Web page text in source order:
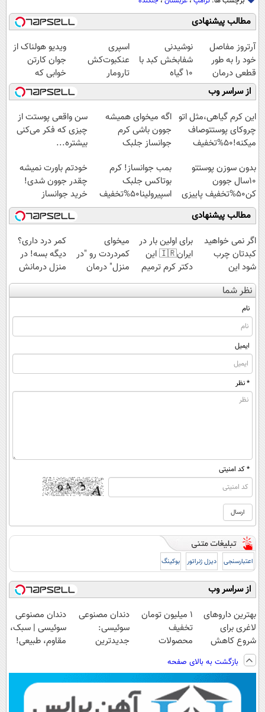
مطالب پیشنهادی
آرتروز مفاصل
خود را به طور
قطعی درمان
کنید!
◗پرسش‌نامه◖
نوشیدنی
شفابخش کبد با
10 گیاه
موثر(تخفیف تا
امشب)
اسپری
عنکبوت‌‌کش
تارومار
ازبین‌برنده انواع
عنکبوت
ویدیو هولناک از
جوان کارتن
خوابی که
میلیاردر شد.
آموزش رایگان
از سراسر وب
این کرم گیاهی،مثل اتو
چروکای پوستتوصاف
میکنه!50%تخفیف
اگه میخوای همیشه
جوون باشی کرم
جوانساز جلبک
سن واقعی پوستت از
چیزی که فکر می‌کنی
بیشتره...
بدون سوزن پوستتو
10سال جوون
کن50%تخفیف پاییزی
بمب جوانساز! کرم
بوتاکس جلبک
اسپیرولینا50%تخفیف
خودتم باورت نمیشه
چقدر جوون شدی!
خرید جوانساز
اسپیرولینا با تخفیف
ویژه
مطالب پیشنهادی
اگر نمی خواهید
کبدتان چرب
شود این
نوشیدنی خوش
طعم را بنوشید
برای اولین بار در
ایران🇮🇷 این
دکتر کرم ترمیم
کننده 23 روزه
ساخت!
میخوای
کمردردت رو "در
منزل" درمان
کنی؟ (◂فیلم +
◂پرسش‌نامه)
کمر درد داری؟
دیگه بسه! در
منزل درمانش
کن
(◀پرسش‌نامه)
نظر شما
نام
ایمیل
* نظر
* کد امنیتی
اعتبارسنجی دیزل ژنراتور بوکینگ
از سراسر وب
بهترین داروهای
لاغری برای
شروع کاهش
وزن، ارسال از
داروخانه های
نزدیکت!
۱ میلیون تومان
تخفیف
محصولات
نزدیک‌تر به
شروع کاهش
وزن
دندان مصنوعی
سوئیسی:
جدیدترین
پرداخت قسطی
دندان مصنوعی
سوئیسی | سبک،
مقاوم، طبیعی!
اقساطی😍
بازگشت به بالای صفحه